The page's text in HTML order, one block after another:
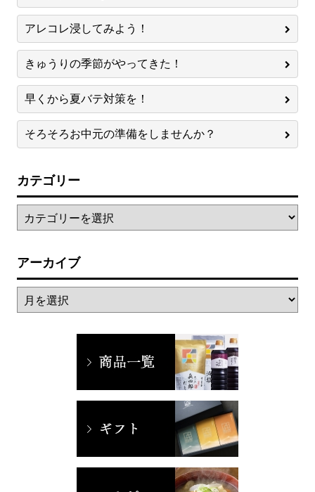
アレコレ浸してみよう！
きゅうりの季節がやってきた！
早くから夏バテ対策を！
そろそろお中元の準備をしませんか？
カテゴリー
アーカイブ